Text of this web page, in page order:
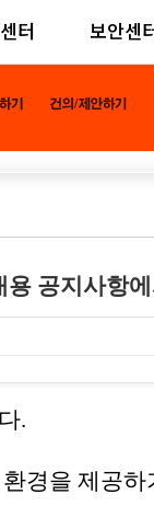
터 보안센
공지사항
.
경을 제공